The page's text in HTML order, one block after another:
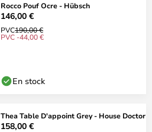
Rocco Pouf Ocre - Hübsch
146,00 €
PVC190,00 €
PVC -44,00 €
En stock
Thea Table D'appoint Grey - House Doctor
158,00 €